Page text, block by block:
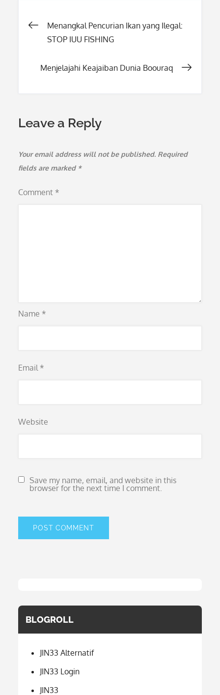
Post
Menangkal Pencurian Ikan yang Ilegal:
STOP IUU FISHING
Menjelajahi Keajaiban Dunia Boouraq
Leave a Reply
Your email address will not be published. Required
fields are marked *
Comment *
Name *
Email *
Website
Save my name, email, and website in this
browser for the next time I comment.
BLOGROLL
JIN33 Alternatif
JIN33 Login
JIN33